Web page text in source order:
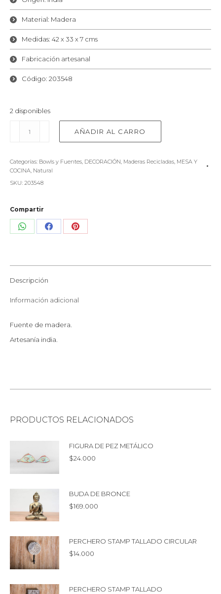
Material: Madera
Medidas: 42 x 33 x 7 cms
Fabricación artesanal
Código: 203548
2 disponibles
redonda
con
Asa
cantidad
AÑADIR AL CARRO
Categorías: Bowls y Fuentes, DECORACIÓN, Maderas Recicladas, MESA Y
COCINA, Natural
SKU: 203548
Compartir
Share Share Share
Descripción
Información adicional
Fuente de madera.
Artesanía india.
PRODUCTOS RELACIONADOS
FIGURA DE PEZ METÁLICO
$24.000
BUDA DE BRONCE
$169.000
PERCHERO STAMP TALLADO CIRCULAR
$14.000
PERCHERO STAMP TALLADO